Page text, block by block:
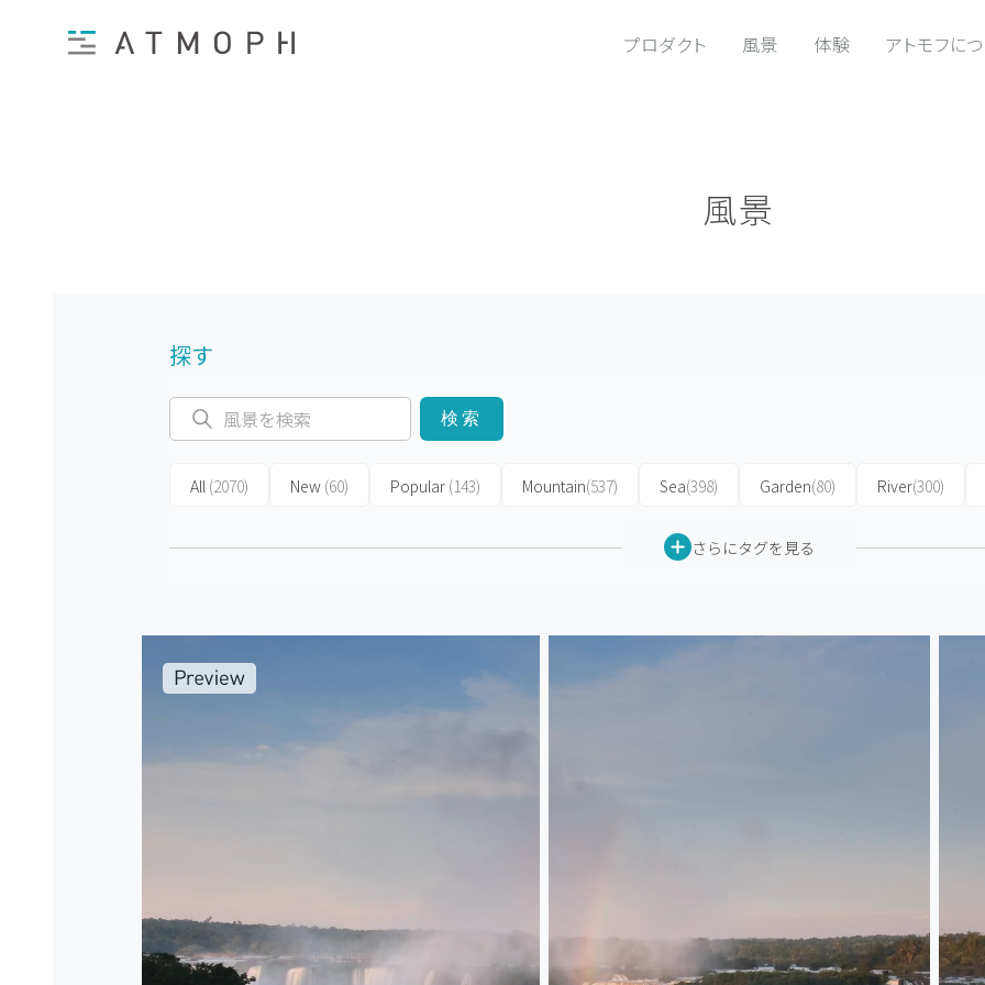
プロダクト 風景 体験 アトモフに
風景
探す
検索
All (2070) New (60) Popular (143) Mountain(537) Sea(398) Garden(80) River(300)
さらにタグを見る